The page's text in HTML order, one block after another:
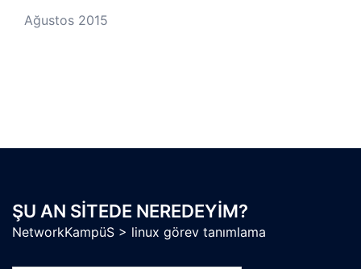
Ağustos 2015
ŞU AN SITEDE NEREDEYIM?
NetworkKampüS > linux görev tanımlama